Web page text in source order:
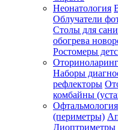
Неонатология
Облучатели
Столы для
обогрева
Ростомеры
Наборы
рефлекторы
комбайны
Офтальмология
(периметры)
Диоптриметры